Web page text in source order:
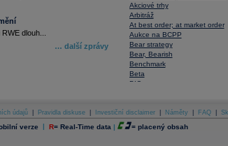
dlouh...
… další zprávy
Akciové trhy
Arbitráž
At best order; at market order
Aukce na BCPP
Bear strategy
Bear, Bearish
Benchmark
Beta
BIC
Bonita
Book To Bill Ratio
Book Value
údajů Pravidla diskuse Investiční disclaimer Náměty FAQ
verze | R= Real-Time data | = placený obsah